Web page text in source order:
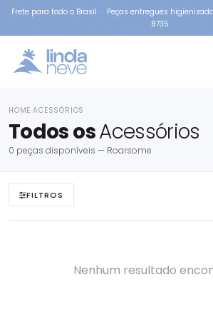
Frete para todo o Brasil · Peças entregues
8735
HOME ›ACESSÓRIOS
Todos osAcessórios
0 peças disponíveis — Roarsome
FILTROS
Nenhum resultado